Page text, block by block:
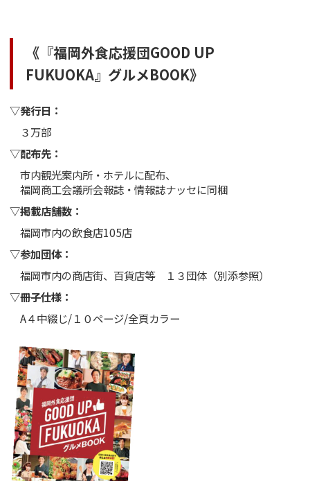
《『福岡外食応援団GOOD UP
FUKUOKA』グルメBOOK》
▽発行日：
３万部
▽配布先：
市内観光案内所・ホテルに配布、
福岡商工会議所会報誌・情報誌ナッセに同梱
▽掲載店舗数：
福岡市内の飲食店105店
▽参加団体：
福岡市内の商店街、百貨店等 １３団体（別添参照）
▽冊子仕様：
A４中綴じ/１０ページ/全頁カラー